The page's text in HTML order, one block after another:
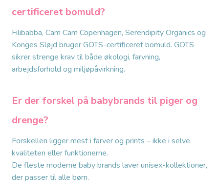
certificeret bomuld?
Filibabba, Cam Cam Copenhagen, Serendipity Organics og
Konges Sløjd bruger GOTS-certificeret bomuld. GOTS
sikrer strenge krav til både økologi, farvning,
arbejdsforhold og miljøpåvirkning.
Er der forskel på babybrands til piger og
drenge?
Forskellen ligger mest i farver og prints – ikke i selve
kvaliteten eller funktionerne.
De fleste moderne baby brands laver unisex-kollektioner,
der passer til alle børn.